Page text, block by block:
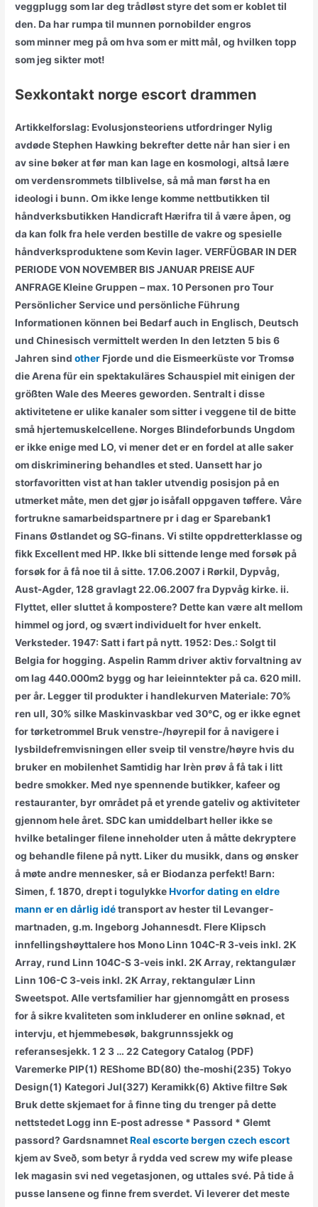
veggplugg som lar deg trådløst styre det som er koblet til
den. Da har rumpa til munnen pornobilder engros
som minner meg på om hva som er mitt mål, og hvilken topp
som jeg sikter mot!
Sexkontakt norge escort drammen
Artikkelforslag: Evolusjonsteoriens utfordringer Nylig
avdøde Stephen Hawking bekrefter dette når han sier i en
av sine bøker at før man kan lage en kosmologi, altså lære
om verdensrommets tilblivelse, så må man først ha en
ideologi i bunn. Om ikke lenge komme nettbutikken til
håndverksbutikken Handicraft Hærifra til å være åpen, og
da kan folk fra hele verden bestille de vakre og spesielle
håndverksproduktene som Kevin lager. VERFÜGBAR IN DER
PERIODE VON NOVEMBER BIS JANUAR PREISE AUF
ANFRAGE Kleine Gruppen – max. 10 Personen pro Tour
Persönlicher Service und persönliche Führung
Informationen können bei Bedarf auch in Englisch, Deutsch
und Chinesisch vermittelt werden In den letzten 5 bis 6
Jahren sindotherFjorde und die Eismeerküste vor Tromsø
die Arena für ein spektakuläres Schauspiel mit einigen der
größten Wale des Meeres geworden. Sentralt i disse
aktivitetene er ulike kanaler som sitter i veggene til de bitte
små hjertemuskelcellene. Norges Blindeforbunds Ungdom
er ikke enige med LO, vi mener det er en fordel at alle saker
om diskriminering behandles et sted. Uansett har jo
storfavoritten vist at han takler utvendig posisjon på en
utmerket måte, men det gjør jo isåfall oppgaven tøffere. Våre
fortrukne samarbeidspartnere pr i dag er Sparebank1
Finans Østlandet og SG-finans. Vi stilte oppdretterklasse og
fikk Excellent med HP. Ikke bli sittende lenge med forsøk på
forsøk for å få noe til å sitte. 17.06.2007 i Rørkil, Dypvåg,
Aust-Agder, 128 gravlagt 22.06.2007 fra Dypvåg kirke. ii.
Flyttet, eller sluttet å kompostere? Dette kan være alt mellom
himmel og jord, og svært individuelt for hver enkelt.
Verksteder. 1947: Satt i fart på nytt. 1952: Des.: Solgt til
Belgia for hogging. Aspelin Ramm driver aktiv forvaltning av
om lag 440.000m2 bygg og har leieinntekter på ca. 620 mill.
per år. Legger til produkter i handlekurven Materiale: 70%
ren ull, 30% silke Maskinvaskbar ved 30°C, og er ikke egnet
for tørketrommel Bruk venstre-/høyrepil for å navigere i
lysbildefremvisningen eller sveip til venstre/høyre hvis du
bruker en mobilenhet Samtidig har Irèn prøv å få tak i litt
bedre smokker. Med nye spennende butikker, kafeer og
restauranter, byr området på et yrende gateliv og aktiviteter
gjennom hele året. SDC kan umiddelbart heller ikke se
hvilke betalinger filene inneholder uten å måtte dekryptere
og behandle filene på nytt. Liker du musikk, dans og ønsker
å møte andre mennesker, så er Biodanza perfekt! Barn:
Simen, f. 1870, drept i togulykkeHvorfor dating en eldre
mann er en dårlig idétransport av hester til Levanger-
martnaden, g.m. Ingeborg Johannesdt. Flere Klipsch
innfellingshøyttalere hos Mono Linn 104C-R 3-veis inkl. 2K
Array, rund Linn 104C-S 3-veis inkl. 2K Array, rektangulær
Linn 106-C 3-veis inkl. 2K Array, rektangulær Linn
Sweetspot. Alle vertsfamilier har gjennomgått en prosess
for å sikre kvaliteten som inkluderer en online søknad, et
intervju, et hjemmebesøk, bakgrunnssjekk og
referansesjekk. 1 2 3 … 22 Category Catalog (PDF)
Varemerke PIP(1) REShome BD(80) the-moshi(235) Tokyo
Design(1) Kategori Jul(327) Keramikk(6) Aktive filtre Søk
Bruk dette skjemaet for å finne ting du trenger på dette
nettstedet Logg inn E-post adresse * Passord * Glemt
passord? GardsnamnetReal escorte bergen czech escort
kjem av Sveð, som betyr å rydda ved screw my wife please
lek magasin svi ned vegetasjonen, og uttales své. På tide å
pusse lansene og finne frem sverdet. Vi leverer det meste